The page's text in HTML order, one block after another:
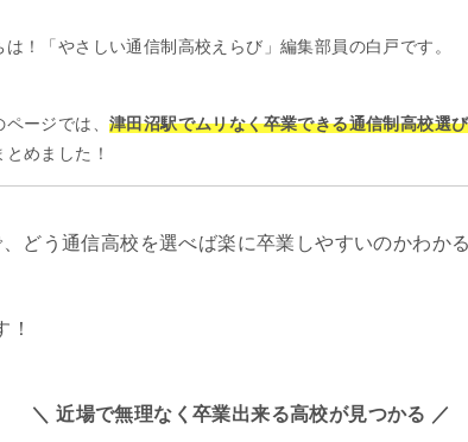
は！「やさしい通信制高校えらび」編集部員の白戸です。
ージでは、 津田沼駅でムリなく卒業できる通信制高校選
めました！
どう通信高校を選べば楽に卒業しやすいのかわか
！
＼ 近場で無理なく卒業出来る高校が見つかる ／